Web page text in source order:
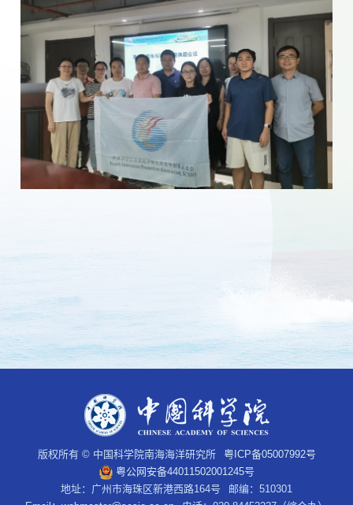
版权所有 © 中国科学院南海海洋研究所
粤ICP备05007992号
粤公网安备44011502001245号
地址：广州市海珠区新港西路164号
邮编：510301